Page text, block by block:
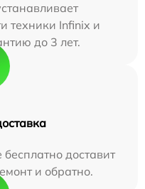
техники Infinix и
до 3 лет.
доставит
и обратно.